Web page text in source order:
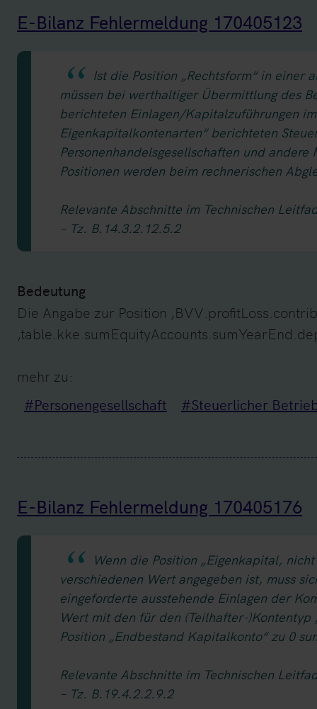
E-Bilanz Fehlermeldung 170405123
Ist die Position „Rechtsform“ in einer
müssen bei werthaltiger Übermittlung des
berichteten Einlagen/Kapitalzuführungen
Eigenkapitalkontenarten“ berichteten
Personenhandelsgesellschaften und
Positionen werden beim rechnerischen
Relevante Abschnitte im Technischen
– Tz. B.14.3.2.12.5.2
Bedeutung
Die Angabe zur Position
mehr zu:
#Personengesellschaft
#Steuerlicher
E-Bilanz Fehlermeldung 170405176
Wenn die Position „Eigenkapital,
verschiedenen Wert angegeben ist, muss
eingeforderte ausstehende Einlagen der
Wert mit den für den (Teilhafter-
Position „Endbestand Kapitalkonto“ zu 0
Relevante Abschnitte im Technischen
– Tz. B.19.4.2.2.9.2